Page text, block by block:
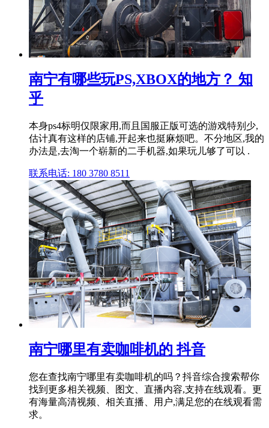
南宁有哪些玩PS,XBOX的地方？ 知
乎
本身ps4标明仅限家用,而且国服正版可选的游戏特别少,
估计真有这样的店铺,开起来也挺麻烦吧。不分地区,我的
办法是,去淘一个崭新的二手机器,如果玩儿够了可以 .
联系电话: 180 3780 8511
南宁哪里有卖咖啡机的 抖音
您在查找南宁哪里有卖咖啡机的吗？抖音综合搜索帮你
找到更多相关视频、图文、直播内容,支持在线观看。更
有海量高清视频、相关直播、用户,满足您的在线观看需
求。